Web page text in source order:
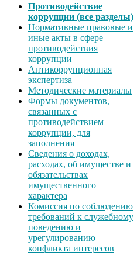
Противодействие
коррупции (все разделы)
Нормативные правовые и
иные акты в сфере
противодействия
коррупции
Антикоррупционная
экспертиза
Методические материалы
Формы документов,
связанных с
противодействием
коррупции, для
заполнения
Сведения о доходах,
расходах, об имуществе и
обязательствах
имущественного
характера
Комиссия по соблюдению
требований к служебному
поведению и
урегулированию
конфликта интересов